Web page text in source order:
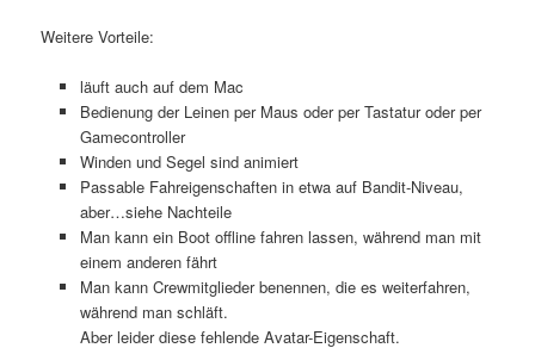
Weitere Vorteile:
läuft auch auf dem Mac
Bedienung der Leinen per Maus oder per Tastatur oder per
Gamecontroller
Winden und Segel sind animiert
Passable Fahreigenschaften in etwa auf Bandit-Niveau,
aber…siehe Nachteile
Man kann ein Boot offline fahren lassen, während man mit
einem anderen fährt
Man kann Crewmitglieder benennen, die es weiterfahren,
während man schläft.
Aber leider diese fehlende Avatar-Eigenschaft.